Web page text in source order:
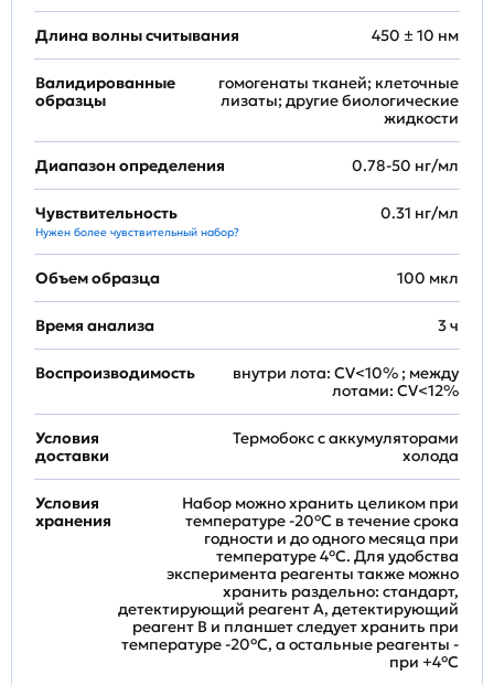
Длина волны считывания 450 ± 10 нм
Валидированные
образцы
гомогенаты тканей; клеточные
лизаты; другие биологические
жидкости
Диапазон определения 0.78-50 нг/мл
Чувствительность
Нужен более чувствительный набор?
0.31 нг/мл
Объем образца 100 мкл
Время анализа 3 ч
Воспроизводимость
внутри лота: CV<10% ; между
лотами: CV<12%
Условия
доставки
Термобокс с аккумуляторами
холода
Условия
хранения
Набор можно хранить целиком при
температуре -20°C в течение срока
годности и до одного месяца при
температуре 4°C. Для удобства
эксперимента реагенты также можно
хранить раздельно: стандарт,
детектирующий реагент A, детектирующий
реагент B и планшет следует хранить при
температуре -20°C, а остальные реагенты -
при +4°С